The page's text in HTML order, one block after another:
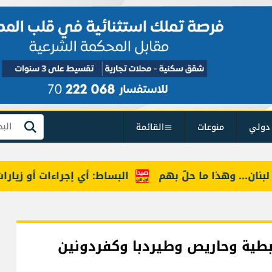
منوعات القائمة بحث
البساط: أي إجراءات أو زيارات وهذا ما حلّ بهم
وحاريص وطيردبا وكفردونين